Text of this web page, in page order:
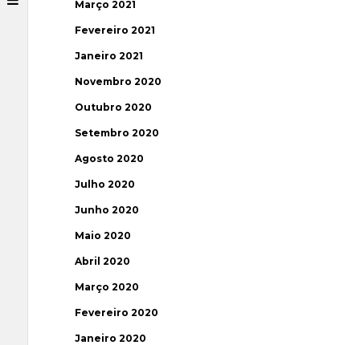
Março 2021
Fevereiro 2021
Janeiro 2021
Novembro 2020
Outubro 2020
Setembro 2020
Agosto 2020
Julho 2020
Junho 2020
Maio 2020
Abril 2020
Março 2020
Fevereiro 2020
Janeiro 2020